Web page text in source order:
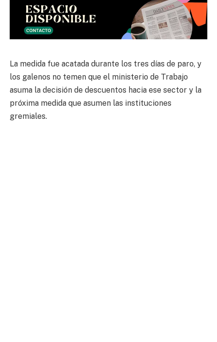
La medida fue acatada durante los tres días de paro, y
los galenos no temen que el ministerio de Trabajo
asuma la decisión de descuentos hacia ese sector y la
próxima medida que asumen las instituciones
gremiales.